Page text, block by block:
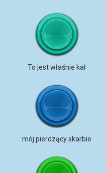
To jest właśnie kał
mój pierdzący skarbie